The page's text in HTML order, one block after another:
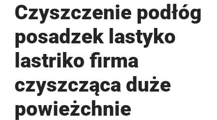
Czyszczenie podłóg
posadzek lastyko
lastriko firma
czyszcząca duże
powieżchnie